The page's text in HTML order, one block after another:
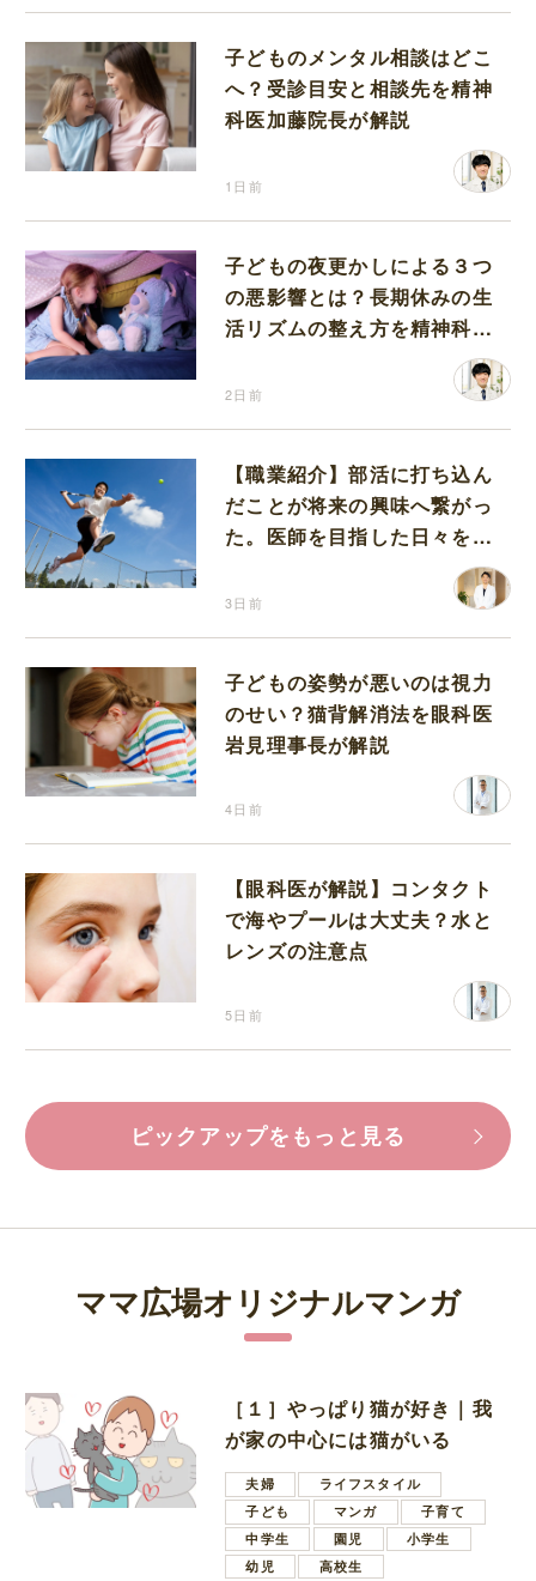
子どものメンタル相談はどこ
へ？受診目安と相談先を精神
科医加藤院長が解説
1日前
子どもの夜更かしによる３つ
の悪影響とは？長期休みの生
活リズムの整え方を精神科医
2日前
【職業紹介】部活に打ち込ん
だことが将来の興味へ繋がっ
た。医師を目指した日々を振
3日前
子どもの姿勢が悪いのは視力
のせい？猫背解消法を眼科医
岩見理事長が解説
4日前
【眼科医が解説】コンタクト
で海やプールは大丈夫？水と
レンズの注意点
5日前
ピックアップをもっと見る
ママ広場オリジナルマンガ
［１］やっぱり猫が好き｜我
が家の中心には猫がいる
夫婦
ライフスタイル
子ども
マンガ
子育て
中学生
園児
小学生
幼児
高校生